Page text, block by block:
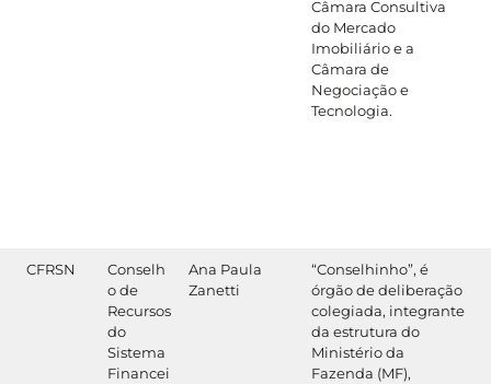
Câmara Consultiva
do Mercado
Imobiliário e a
Câmara de
Negociação e
Tecnologia.
CFRSN
Conselh
o de
Recursos
do
Sistema
Financei
Ana Paula
Zanetti
“Conselhinho”, é
órgão de deliberação
colegiada, integrante
da estrutura do
Ministério da
Fazenda (MF),